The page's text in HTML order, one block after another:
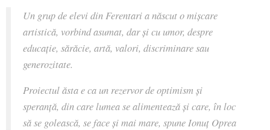
Un grup de elevi din Ferentari a născut o mișcare
artistică, vorbind asumat, dar și cu umor, despre
educație, sărăcie, artă, valori, discriminare sau
generozitate.
Proiectul ăsta e ca un rezervor de optimism și
speranță, din care lumea se alimentează și care, în loc
să se golească, se face și mai mare, spune Ionuț Oprea